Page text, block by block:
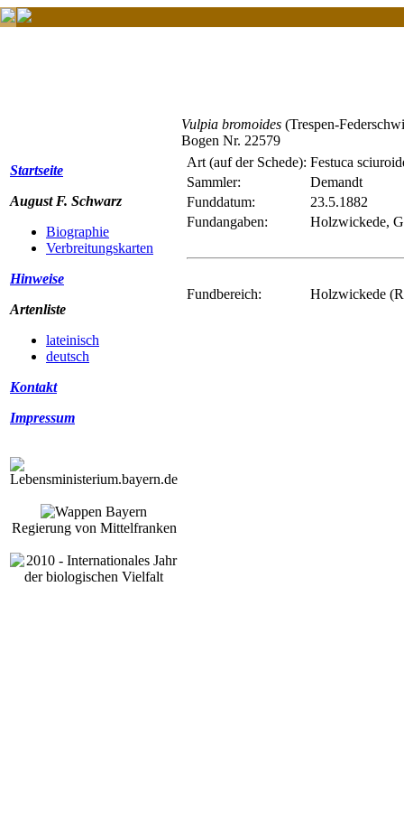
Startseite
August F. Schwarz
Biographie
Verbreitungskarten
Hinweise
Artenliste
lateinisch
deutsch
Kontakt
Impressum
Regierung von Mittelfranken
Vulpia bromoides (Trespen-
Bogen Nr. 22579
Art (auf der Schede): Festuca
Sammler:
Demandt
Funddatum:
23.5.1882
Fundangaben:
Holzwickede,
Fundbereich: Holzwickede